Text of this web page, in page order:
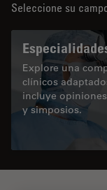
Seleccione su
Explore una
clínicos
incluye
y simposios.